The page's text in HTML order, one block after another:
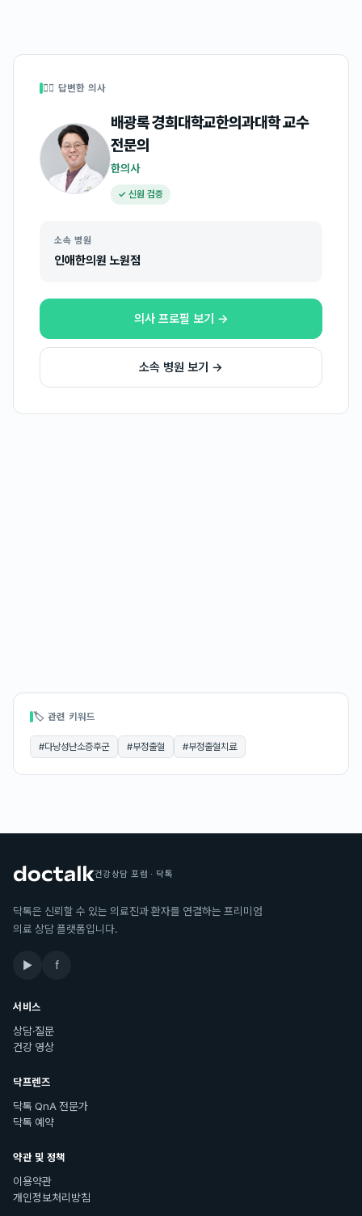
👩‍⚕️ 답변한 의사
배광록 경희대학교한의과대학 교수
전문의
한의사
✓ 신원 검증
소속 병원
인애한의원 노원점
의사 프로필 보기 →
소속 병원 보기 →
🏷 관련 키워드
#다낭성난소증후군 #부정출혈 #부정출혈치료
건강상담 포럼 · 닥톡
닥톡은 신뢰할 수 있는 의료진과 환자를 연결하는 프리미엄
의료 상담 플랫폼입니다.
▶ f
서비스
상담·질문
건강 영상
닥프렌즈
닥톡 QnA 전문가
닥톡 예약
약관 및 정책
이용약관
개인정보처리방침